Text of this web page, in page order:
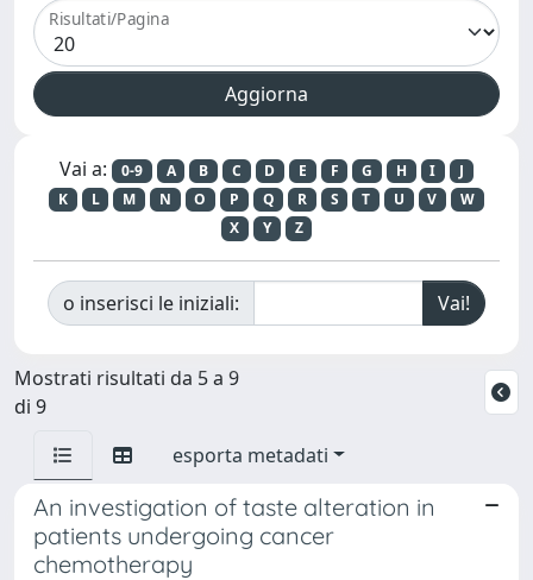
Risultati/Pagina
Vai a: 0-9 A B C D E F G H I
J
K
L M N O P Q R S T U V
W
X
Y Z
o inserisci le iniziali:
Mostrati risultati da 5 a 9
di 9
esporta metadati
An investigation of taste alteration in
patients undergoing cancer
chemotherapy